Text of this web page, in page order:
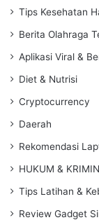
Tips Kesehatan
Berita Olahraga
Aplikasi Viral &
Diet & Nutrisi
Cryptocurrency
Daerah
Rekomendasi
HUKUM &
Tips Latihan &
Review Gadget